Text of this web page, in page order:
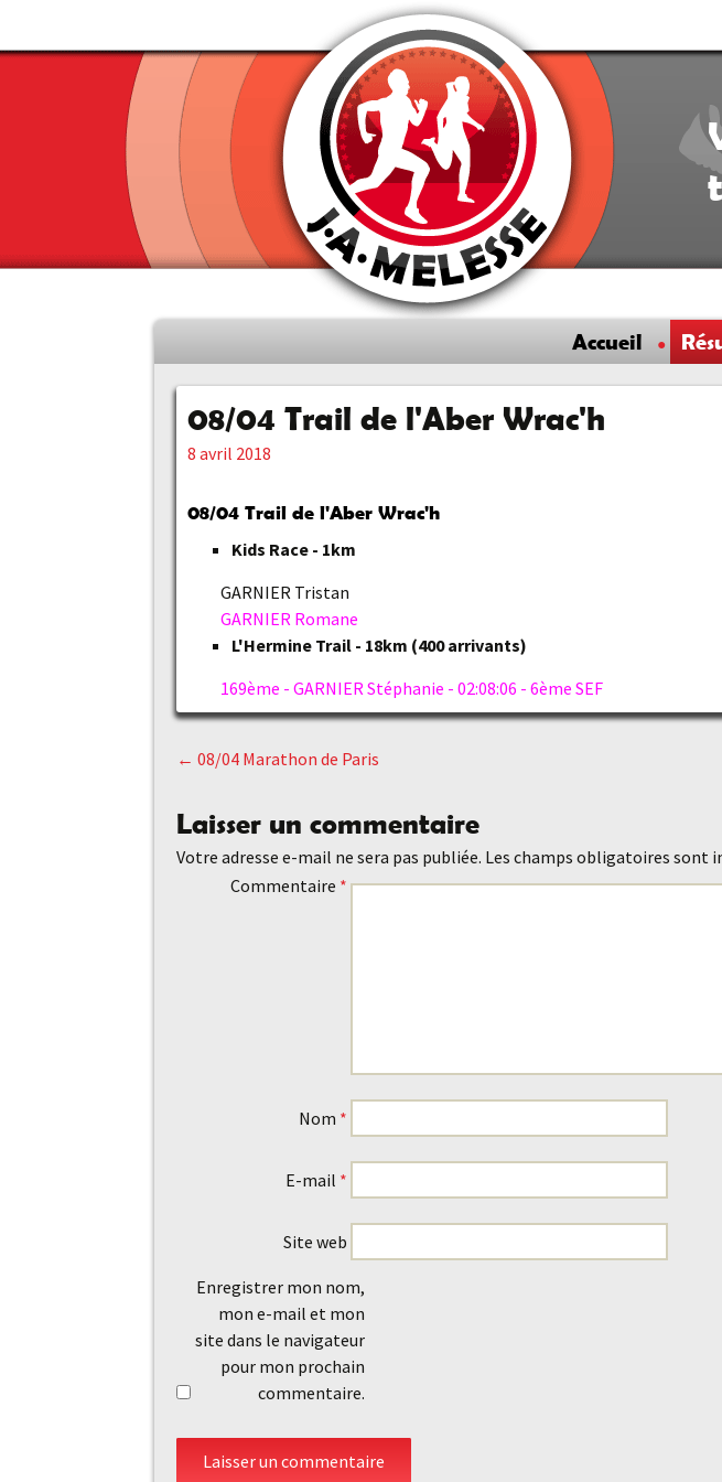
au
contenu
principal
Accueil
08/04 Trail de l'Aber Wrac'h
8 avril 2018
08/04 Trail de l'Aber Wrac'h
Kids Race - 1km
GARNIER Tristan
GARNIER Romane
L'Hermine Trail - 18km (400 arrivants)
169ème - GARNIER Stéphanie - 02:08:06 - 6ème SEF
Navigation
des
← 08/04 Marathon de Paris
Laisser un commentaire
Votre adresse e-mail ne sera pas publiée. Les champs obligatoires sont
Commentaire *
Nom *
E-mail *
Site web
Enregistrer mon nom,
mon e-mail et mon
site dans le navigateur
pour mon prochain
commentaire.